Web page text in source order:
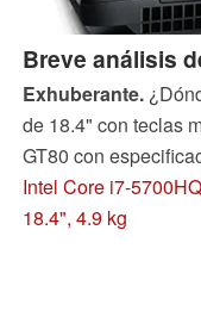
Breve análisis
Exhuberante.
de 18.4" con teclas
GT80 con
Intel Core i7-
18.4", 4.9 kg